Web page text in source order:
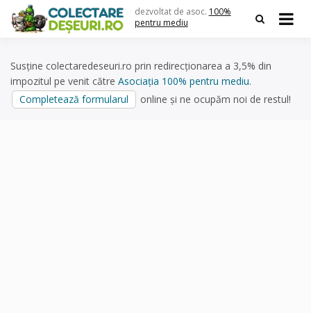
content
dezvoltat de asoc. 100%
pentru mediu
Susține colectaredeseuri.ro prin redirecționarea a 3,5% din
impozitul pe venit către Asociația 100% pentru mediu.
Completează formularul
online și ne ocupăm noi de restul!